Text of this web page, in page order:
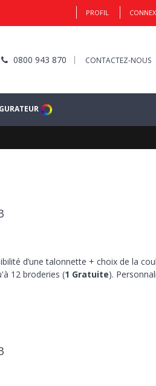
PROFIL
0800 943 870 CONTACTEZ-NOUS
d’une talonnette + choix de la
12 broderies (1 Gratuite).